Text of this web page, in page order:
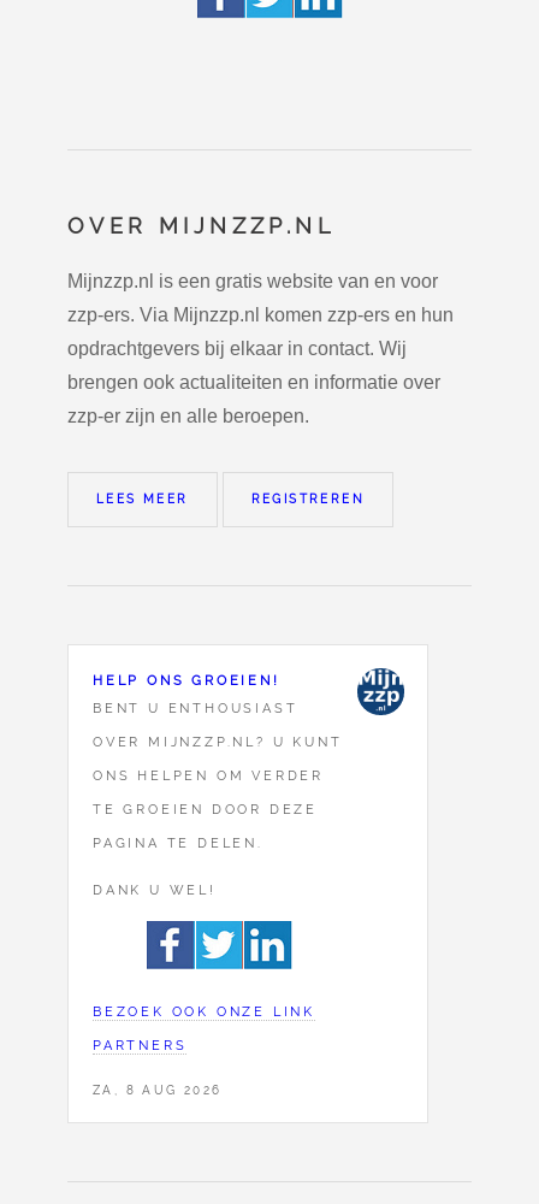
OVER MIJNZZP.NL
Mijnzzp.nl is een gratis website van en voor
zzp-ers. Via Mijnzzp.nl komen zzp-ers en hun
opdrachtgevers bij elkaar in contact. Wij
brengen ook actualiteiten en informatie over
zzp-er zijn en alle beroepen.
LEES MEER REGISTREREN
HELP ONS GROEIEN!
BENT U ENTHOUSIAST
OVER MIJNZZP.NL? U KUNT
ONS HELPEN OM VERDER
TE GROEIEN DOOR DEZE
PAGINA TE DELEN.
DANK U WEL!
BEZOEK OOK ONZE LINK
PARTNERS
ZA, 8 AUG 2026